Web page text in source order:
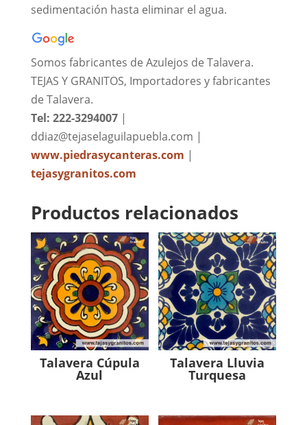
sedimentación hasta eliminar el agua.
Somos fabricantes de Azulejos de Talavera.
TEJAS Y GRANITOS, Importadores y fabricantes
de Talavera.
Tel: 222-3294007|
ddiaz@tejaselaguilapuebla.com |
www.piedrasycanteras.com |
tejasygranitos.com
Productos relacionados
Talavera Cúpula
Azul
Talavera Lluvia
Turquesa